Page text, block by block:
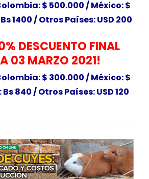
$ 500.000 / México: $
1400 /Otros Países: USD 200
DESCUENTO FINAL
03 MARZO 2021!
$ 300.000 / México: $
840 /Otros Países: USD 120